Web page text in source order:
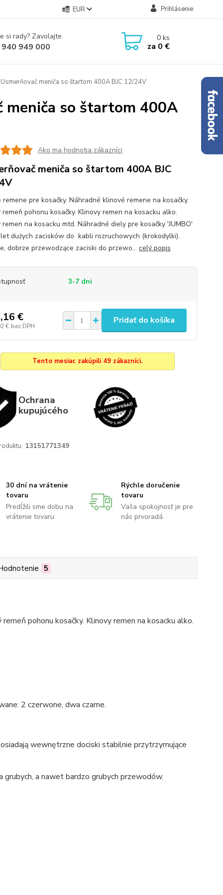
EUR Prihlásenie
si rady? Zavolajte.
949 000
0ks
za 0 €
meniča so štartom 400A BJC 12/24V
meniča so štartom 400A
Ako ma hodnotia zákazníci
meniča so štartom 400A BJC
remene pre kosačky. Náhradné klinové remene na kosačky.
remeň pohonu kosačky. Klinovy remen na kosacku alko.
remen na kosacku mtd. Náhradné diely pre kosačky 'JUMBO'
dużych zacisków do kabli rozruchowych (krokodylki).
dobrze przewodzące zaciski do przewo... celý popis
3-7 dni
€
€ bez DPH
Pridať do košíka
Tento mesiac zakúpili 49 zákazníci.
Ochrana
kupujúcého
13151771349
30 dní na vrátenie
tovaru
Predĺžili sme dobu na
vrátenie tovaru
Rýchle doručenie
tovaru
Vaša spokojnosť je pre
nás prvoradá
5
pohonu kosačky. Klinovy remen na kosacku alko.
2 czerwone, dwa czarne.
wewnętrzne dociski stabilnie przytrzymujące
a nawet bardzo grubych przewodów.